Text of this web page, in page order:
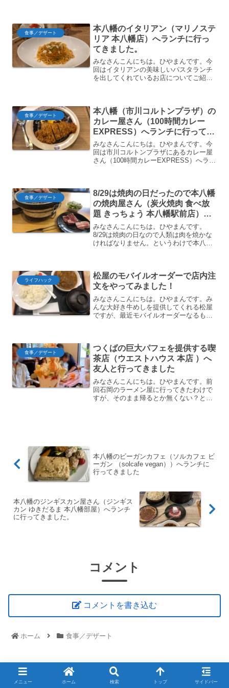
無駄なく溶け込ませた...
食事／デザート
本八幡のイタリアン（マリノステ
リア 本八幡店）へランチに行っ
てきました。
みなさんこんにちは。ひやまんです。今
回はイタリアンの美味しいパスタランチ
を出してくれているお店についてご紹介
に立地している。近くに...
食事／デザート
本八幡（市川コルトンプラザ）の
カレー屋さん（100時間カレー
EXPRESS）へランチに行ってき
ました
みなさんこんにちは。ひやまんです。今
回は市川コルトンプラザにあるカレー屋
さん（100時間カレーEXPRESS）へラン
ランプリ2回...
食事／デザート
8/29は焼肉の日だったので本八幡
の焼肉屋さん（炭火焼肉 食べ放
題 きっちょう 本八幡駅前店）へ
ランチに行きました
みなさんこんにちは。ひやまんです。
8/29は焼肉の日なので人類は肉を焼かな
ければなりません。というわけで本八幡
いいお店です。 ラン...
ライフハック
松屋のモバイルオーダーで店内注
文をやってみました！
みなさんこんにちは。ひやまんです。み
んな大好き牛めしを提供してくれる松屋
ですが、最近モバイルオーダーなるもの
ードでできるらしい。支払...
食事／デザート
つくばの巨大パフェを提供する喫
茶店（ウエストハウス 本店 ）へ
友人と行ってきました
みなさんこんにちは。ひやまんです。前
回石岡のラーメン屋に行ってきたわけで
すが、そのまま帰るとか無くない？とい
本八幡のビーガンカフェ（ソルカフェ ビ
ーガン （solcafe vegan））へランチに
行ってきました
本八幡のジンギスカン屋さん（ジンギス
カン ゆきだるま 本八幡部屋）へランチ
に行ってきました。
コメント
コメントを書き込む
ホーム 食事／デザート
メニュー ホーム 検索 トップ サイドバー